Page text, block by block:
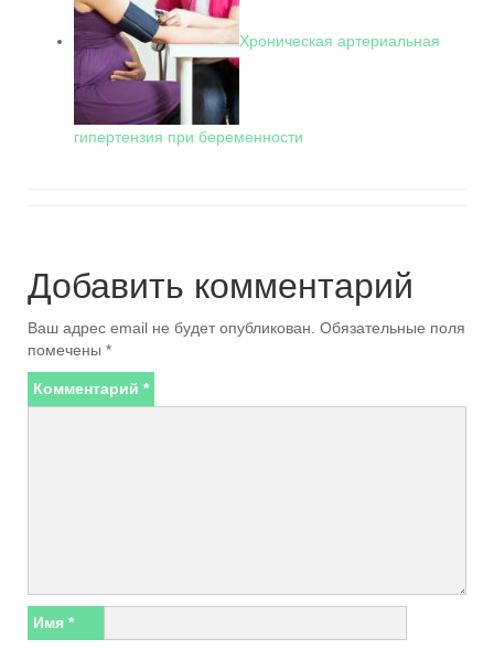
Хроническая артериальная
гипертензия при беременности
Добавить комментарий
Ваш адрес email не будет опубликован. Обязательные поля
помечены *
Комментарий *
Имя *